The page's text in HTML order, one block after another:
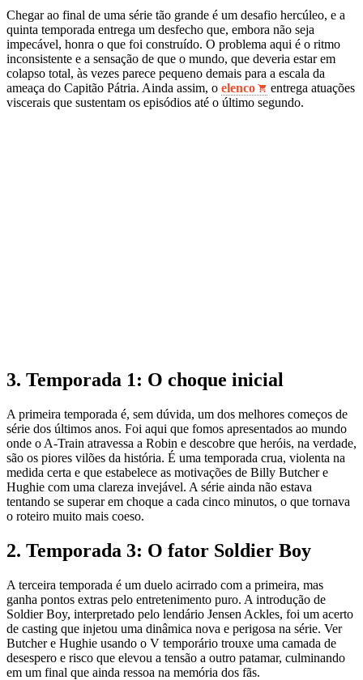
Chegar ao final de uma série tão grande é um desafio hercúleo, e a
quinta temporada entrega um desfecho que, embora não seja
impecável, honra o que foi construído. O problema aqui é o ritmo
inconsistente e a sensação de que o mundo, que deveria estar em
colapso total, às vezes parece pequeno demais para a escala da
ameaça do Capitão Pátria. Ainda assim, o elenco
entrega atuações
viscerais que sustentam os episódios até o último segundo.
3. Temporada 1: O choque inicial
A primeira temporada é, sem dúvida, um dos melhores começos de
série dos últimos anos. Foi aqui que fomos apresentados ao mundo
onde o A-Train atravessa a Robin e descobre que heróis, na verdade,
são os piores vilões da história. É uma temporada crua, violenta na
medida certa e que estabelece as motivações de Billy Butcher e
Hughie com uma clareza invejável. A série ainda não estava
tentando se superar em choque a cada cinco minutos, o que tornava
o roteiro muito mais coeso.
2. Temporada 3: O fator Soldier Boy
A terceira temporada é um duelo acirrado com a primeira, mas
ganha pontos extras pelo entretenimento puro. A introdução de
Soldier Boy, interpretado pelo lendário Jensen Ackles, foi um acerto
de casting que injetou uma dinâmica nova e perigosa na série. Ver
Butcher e Hughie usando o V temporário trouxe uma camada de
desespero e risco que elevou a tensão a outro patamar, culminando
em um final que ainda ressoa na memória dos fãs.